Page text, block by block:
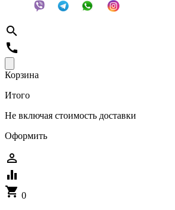
search
call
Корзина
Итого
Не включая стоимость доставки
Оформить
person_outline
equalizer
shopping_cart 0